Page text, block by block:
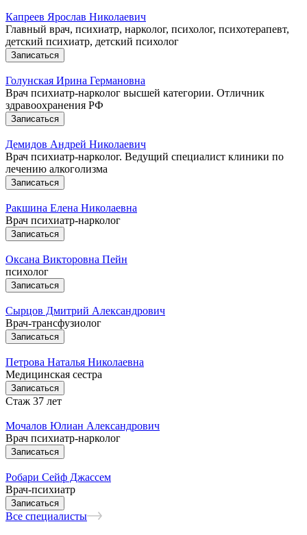
Капреев Ярослав Николаевич
Главный врач, психиатр, нарколог, психолог, психотерапевт,
детский психиатр, детский психолог
Записаться
Голунская Ирина Германовна
Врач психиатр-нарколог высшей категории. Отличник
здравоохранения РФ
Записаться
Демидов Андрей Николаевич
Врач психиатр-нарколог. Ведущий специалист клиники по
лечению алкоголизма
Записаться
Ракшина Елена Николаевна
Врач психиатр-нарколог
Записаться
Оксана Викторовна Пейн
психолог
Записаться
Сырцов Дмитрий Александрович
Врач-трансфузиолог
Записаться
Петрова Наталья Николаевна
Медицинская сестра
Записаться
Стаж 37 лет
Мочалов Юлиан Александрович
Врач психиатр-нарколог
Записаться
Робари Сейф Джассем
Врач-психиатр
Записаться
Все специалисты